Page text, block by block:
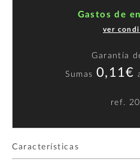
Gastos de
ver
Garantía
Sumas 0,11€
ref.
Características